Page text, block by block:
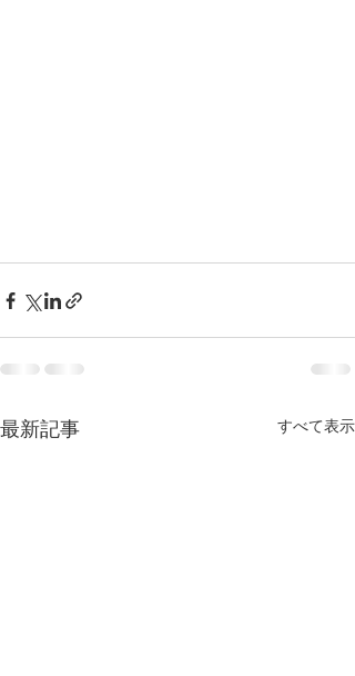
最新記事 すべて表示